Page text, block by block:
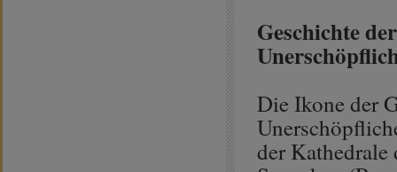
Geschichte
Die Ikone der
der Kathedrale